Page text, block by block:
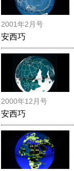
2001年2月号
安西巧
2000年12月号
安西巧